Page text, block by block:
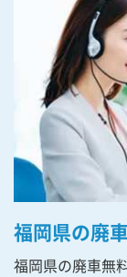
福岡県の廃
福岡県の廃車無